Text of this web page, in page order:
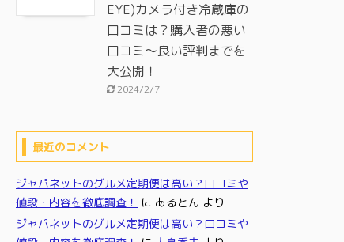
EYE)カメラ付き冷蔵庫の
口コミは？購入者の悪い
口コミ～良い評判までを
大公開！
2024/2/7
最近のコメント
ジャパネットのグルメ定期便は高い？口コミや
値段・内容を徹底調査！
に あるとん より
ジャパネットのグルメ定期便は高い？口コミや